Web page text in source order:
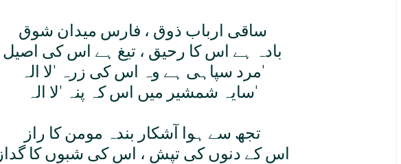
ساقی ارباب ذوق ، فارس ميدان شوق
بادہ ہے اس کا رحيق ، تيغ ہے اس کی اصيل
مرد سپاہی ہے وہ اس کی زرہ 'لا الہ'
سايہ شمشير ميں اس کہ پنہ 'لا الہ'
تجھ سے ہوا آشکار بندہ مومن کا راز
اس کے دنوں کی تپش ، اس کی شبوں کا گداز